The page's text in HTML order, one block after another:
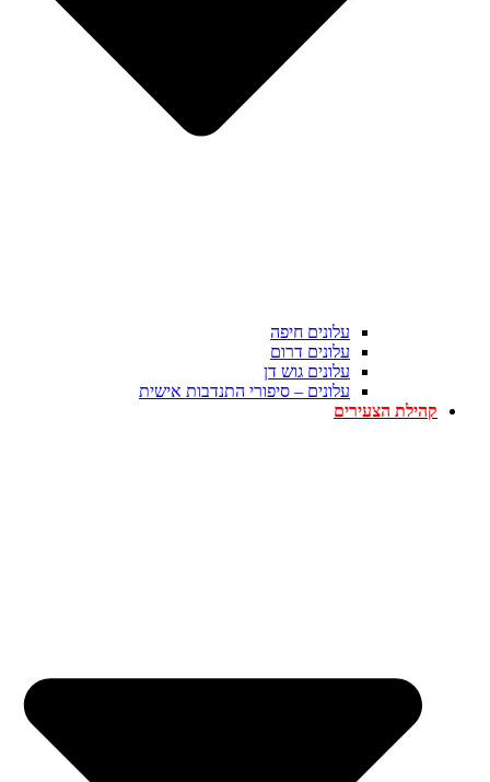
עלונים חיפה
עלונים דרום
עלונים גוש דן
עלונים – סיפורי התנדבות אישית
קהילת הצעירים